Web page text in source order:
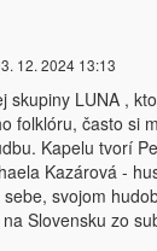
12. 2024 13:13
skupiny LUNA ,
folklóru, často si
Kapelu tvorí
Kazárová -
svojom
Slovensku zo